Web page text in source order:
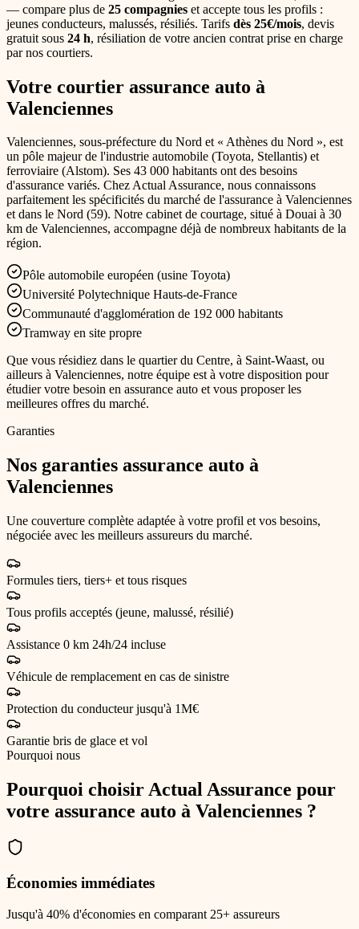
— compare plus de 25 compagnies et accepte tous les profils :
jeunes conducteurs, malussés, résiliés. Tarifs dès 25€/mois, devis
gratuit sous 24 h, résiliation de votre ancien contrat prise en charge
par nos courtiers.
Votre courtier assurance auto à
Valenciennes
Valenciennes, sous-préfecture du Nord et « Athènes du Nord », est
un pôle majeur de l'industrie automobile (Toyota, Stellantis) et
ferroviaire (Alstom). Ses 43 000 habitants ont des besoins
d'assurance variés. Chez Actual Assurance, nous connaissons
parfaitement les spécificités du marché de l'assurance à Valenciennes
et dans le Nord (59). Notre cabinet de courtage, situé à Douai à 30
km de Valenciennes, accompagne déjà de nombreux habitants de la
région.
Pôle automobile européen (usine Toyota)
Université Polytechnique Hauts-de-France
Communauté d'agglomération de 192 000 habitants
Tramway en site propre
Que vous résidiez dans le quartier du Centre, à Saint-Waast, ou
ailleurs à Valenciennes, notre équipe est à votre disposition pour
étudier votre besoin en assurance auto et vous proposer les
meilleures offres du marché.
Garanties
Nos garanties assurance auto à
Valenciennes
Une couverture complète adaptée à votre profil et vos besoins,
négociée avec les meilleurs assureurs du marché.
Formules tiers, tiers+ et tous risques
Tous profils acceptés (jeune, malussé, résilié)
Assistance 0 km 24h/24 incluse
Véhicule de remplacement en cas de sinistre
Protection du conducteur jusqu'à 1M€
Garantie bris de glace et vol
Pourquoi nous
Pourquoi choisir Actual Assurance pour
votre assurance auto à Valenciennes ?
Économies immédiates
Jusqu'à 40% d'économies en comparant 25+ assureurs